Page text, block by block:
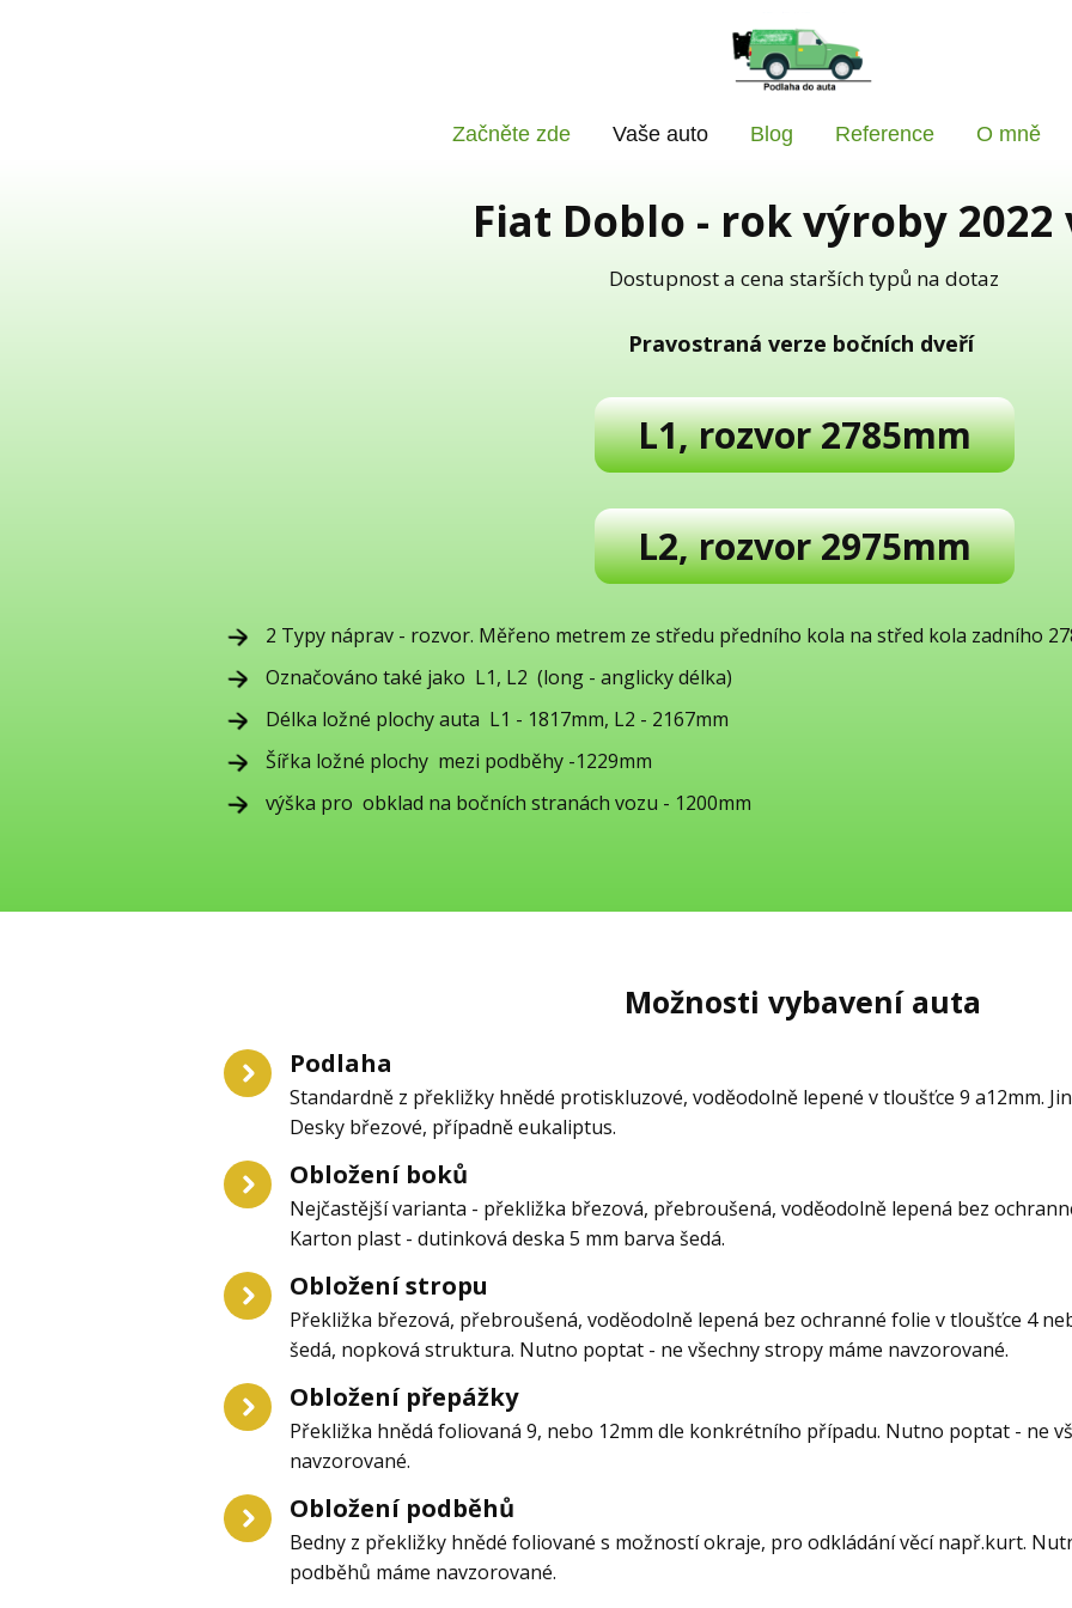
Začněte zde Vaše auto Blog Reference O mně
Fiat Doblo - rok výroby 2022
Dostupnost a cena starších typů na dotaz
Pravostraná verze bočních dveří
L1, rozvor 2785mm
L2, rozvor 2975mm
2 Typy náprav - rozvor. Měřeno metrem ze středu předního kola na střed kola zadního
Označováno také jako L1, L2 (long - anglicky délka)
Délka ložné plochy auta L1 - 1817mm, L2 - 2167mm
Šířka ložné plochy mezi podběhy -1229mm
výška pro obklad na bočních stranách vozu - 1200mm
Možnosti vybavení auta
Podlaha
Standardně z překližky hnědé protiskluzové, voděodolně lepené v tloušťce 9 a12mm.
Desky březové, případně eukaliptus.
Obložení boků
Nejčastější varianta - překližka březová, přebroušená, voděodolně lepená bez
Karton plast - dutinková deska 5 mm barva šedá.
Obložení stropu
Překližka březová, přebroušená, voděodolně lepená bez ochranné folie v tloušťce 4
šedá, nopková struktura. Nutno poptat - ne všechny stropy máme navzorované.
Obložení přepážky
Překližka hnědá foliovaná 9, nebo 12mm dle konkrétního případu. Nutno poptat - ne
navzorované.
Obložení podběhů
Bedny z překližky hnědé foliované s možností okraje, pro odkládání věcí např.kurt.
podběhů máme navzorované.